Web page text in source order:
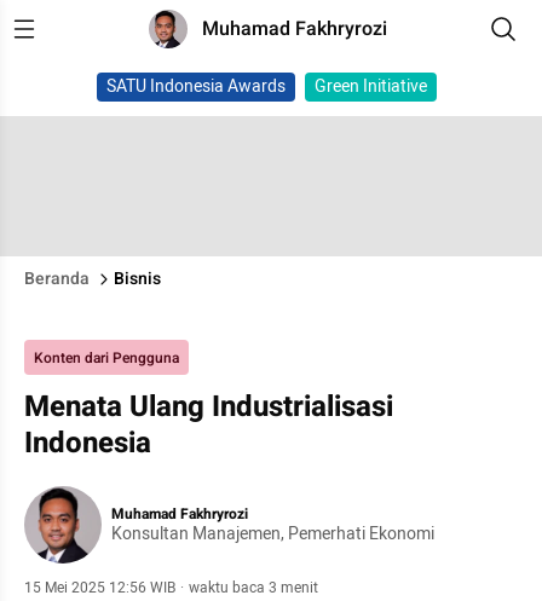
Muhamad Fakhryrozi
SATU Indonesia Awards Green Initiative
Beranda Bisnis
Konten dari Pengguna
Menata Ulang Industrialisasi
Indonesia
Muhamad Fakhryrozi
Konsultan Manajemen, Pemerhati Ekonomi
15 Mei 2025 12:56 WIB · waktu baca 3 menit